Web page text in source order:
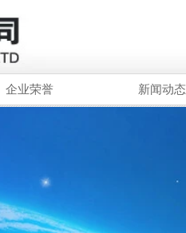
企业荣誉 新闻动态